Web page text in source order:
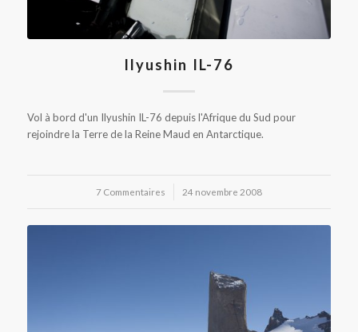
Ilyushin IL-76
Vol à bord d'un Ilyushin IL-76 depuis l'Afrique du Sud pour
rejoindre la Terre de la Reine Maud en Antarctique.
7 Commentaires
/ 24 novembre 2008